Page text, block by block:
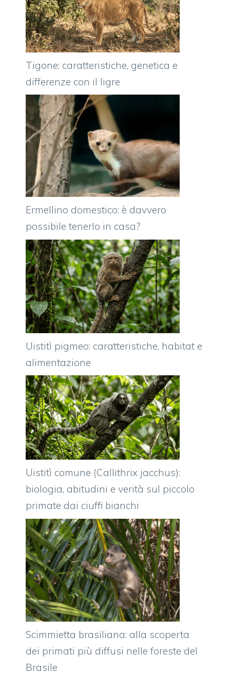
Tigone: caratteristiche, genetica e
differenze con il ligre
Ermellino domestico: è davvero
possibile tenerlo in casa?
Uistitì pigmeo: caratteristiche, habitat e
alimentazione
Uistitì comune (Callithrix jacchus):
biologia, abitudini e verità sul piccolo
primate dai ciuffi bianchi
Scimmietta brasiliana: alla scoperta
dei primati più diffusi nelle foreste del
Brasile